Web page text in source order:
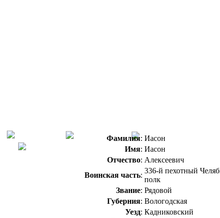
Фамилия: Иасон
Имя: Иасон
Отчество: Алексеевич
Воинская часть:
336-й пехотный
полк
Звание: Рядовой
Губерния: Вологодская
Уезд: Кадниковский